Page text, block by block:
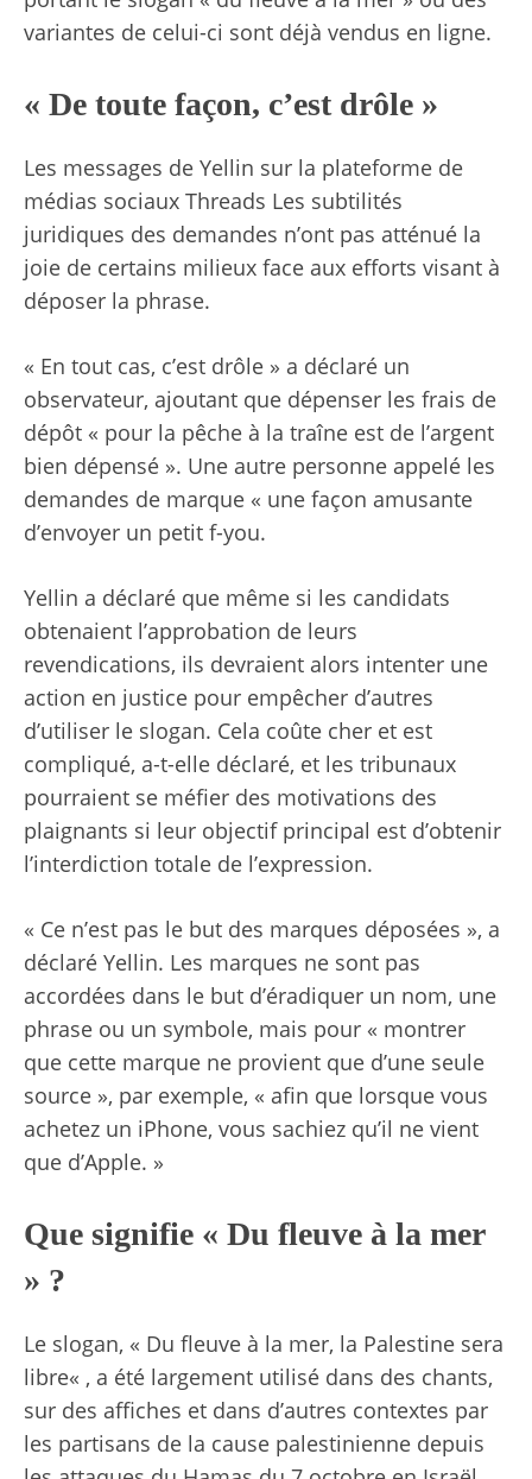
variantes de celui-ci sont déjà vendus en ligne.
« De toute façon, c’est drôle »
Les messages de Yellin sur la plateforme de
médias sociaux Threads Les subtilités
juridiques des demandes n’ont pas atténué la
joie de certains milieux face aux efforts visant à
déposer la phrase.
« En tout cas, c’est drôle » a déclaré un
observateur, ajoutant que dépenser les frais de
dépôt « pour la pêche à la traîne est de l’argent
bien dépensé ». Une autre personne appelé les
demandes de marque « une façon amusante
d’envoyer un petit f-you.
Yellin a déclaré que même si les candidats
obtenaient l’approbation de leurs
revendications, ils devraient alors intenter une
action en justice pour empêcher d’autres
d’utiliser le slogan. Cela coûte cher et est
compliqué, a-t-elle déclaré, et les tribunaux
pourraient se méfier des motivations des
plaignants si leur objectif principal est d’obtenir
l’interdiction totale de l’expression.
« Ce n’est pas le but des marques déposées », a
déclaré Yellin. Les marques ne sont pas
accordées dans le but d’éradiquer un nom, une
phrase ou un symbole, mais pour « montrer
que cette marque ne provient que d’une seule
source », par exemple, « afin que lorsque vous
achetez un iPhone, vous sachiez qu’il ne vient
que d’Apple. »
Que signifie « Du fleuve à la mer
» ?
Le slogan, « Du fleuve à la mer, la Palestine sera
libre« , a été largement utilisé dans des chants,
sur des affiches et dans d’autres contextes par
les partisans de la cause palestinienne depuis